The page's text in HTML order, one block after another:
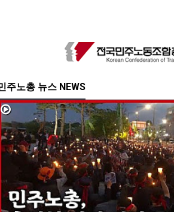
주노총 뉴스 NEWS